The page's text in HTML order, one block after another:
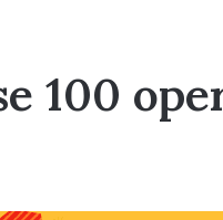
100